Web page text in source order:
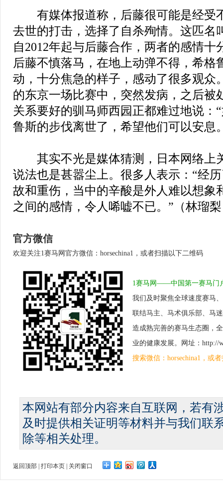
有媒体报道称，后藤很可能是经受
去世的打击，选择了自杀殉情。这匹名
自2012年起与后藤合作，两者的感情十
后藤不慎落马，在地上动弹不得，希格
动，十分焦急的样子，感动了很多观众
的东京一场比赛中，突然发病，之后被
关系要好的驯马师西园正都难过地说：
鲁斯的步伐离世了，希望他们可以安息
其实不光是媒体猜测，日本网络上
说法也是甚嚣尘上。很多人表示：“经
故和重伤，当中的辛酸是外人难以想象
之间的感情，令人唏嘘不已。”（林瑠
官方微信
欢迎关注1赛马网官方微信：horsechina1，或者扫描以下二维码
1赛马网——中国第一赛马门
我们及时聚焦全球速度赛马
联结马主、马术俱乐部、马
造成熟完善的赛马生态圈，
业的健康发展。网址：http://
搜索微信：horsechina1，或
本网站有部分内容来自互联网，若有
及时提供相关证明等材料并与我们联
除等相关处理。
返回顶部 打印本页 关闭窗口